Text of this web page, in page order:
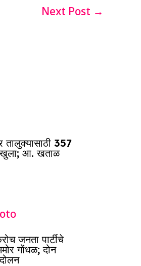
Next Post →
357
खुला; आ. खताळ
जनता पार्टीचे
गोंधळ; दोन